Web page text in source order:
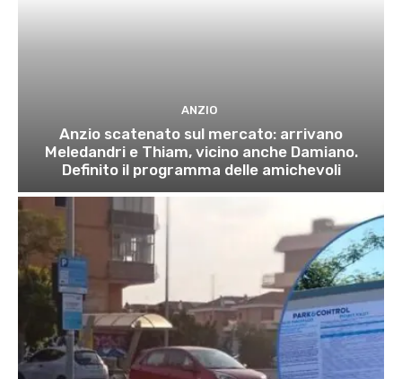
ANZIO
Anzio scatenato sul mercato: arrivano
Meledandri e Thiam, vicino anche Damiano.
Definito il programma delle amichevoli